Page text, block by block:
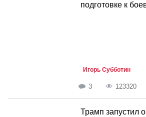
подготовке к
Игорь Субботин
3 123320
Трамп запустил